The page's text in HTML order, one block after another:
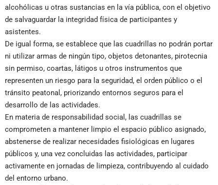
alcohólicas u otras sustancias en la vía pública, con el objetivo
de salvaguardar la integridad física de participantes y
asistentes.
De igual forma, se establece que las cuadrillas no podrán portar
ni utilizar armas de ningún tipo, objetos detonantes, pirotecnia
sin permiso, coartas, látigos u otros instrumentos que
representen un riesgo para la seguridad, el orden público o el
tránsito peatonal, priorizando entornos seguros para el
desarrollo de las actividades.
En materia de responsabilidad social, las cuadrillas se
comprometen a mantener limpio el espacio público asignado,
abstenerse de realizar necesidades fisiológicas en lugares
públicos y, una vez concluidas las actividades, participar
activamente en jornadas de limpieza, contribuyendo al cuidado
del entorno urbano.